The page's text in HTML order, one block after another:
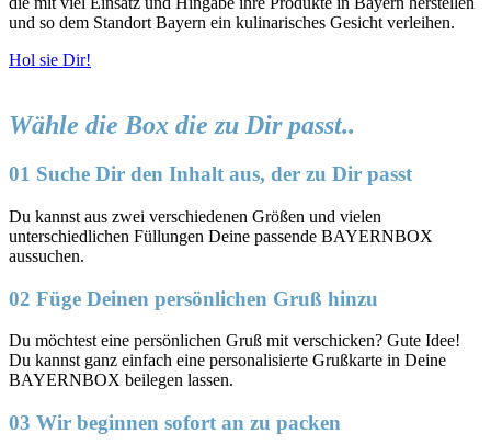
und so dem Standort Bayern ein kulinarisches Gesicht verleihen.
Hol sie Dir!
Wähle die Box die zu Dir passt..
01 Suche Dir den Inhalt aus, der zu Dir passt
Du kannst aus zwei verschiedenen Größen und vielen
unterschiedlichen Füllungen Deine passende BAYERNBOX
aussuchen.
02 Füge Deinen persönlichen Gruß hinzu
Du möchtest eine persönlichen Gruß mit verschicken? Gute Idee!
Du kannst ganz einfach eine personalisierte Grußkarte in Deine
BAYERNBOX beilegen lassen.
03 Wir beginnen sofort an zu packen